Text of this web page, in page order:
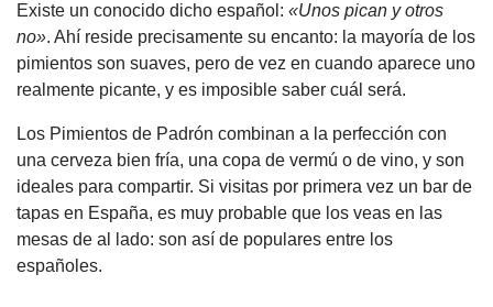
Existe un conocido dicho español: «Unos pican y otros
no». Ahí reside precisamente su encanto: la mayoría de los
pimientos son suaves, pero de vez en cuando aparece uno
realmente picante, y es imposible saber cuál será.
Los Pimientos de Padrón combinan a la perfección con
una cerveza bien fría, una copa de vermú o de vino, y son
ideales para compartir. Si visitas por primera vez un bar de
tapas en España, es muy probable que los veas en las
mesas de al lado: son así de populares entre los
españoles.